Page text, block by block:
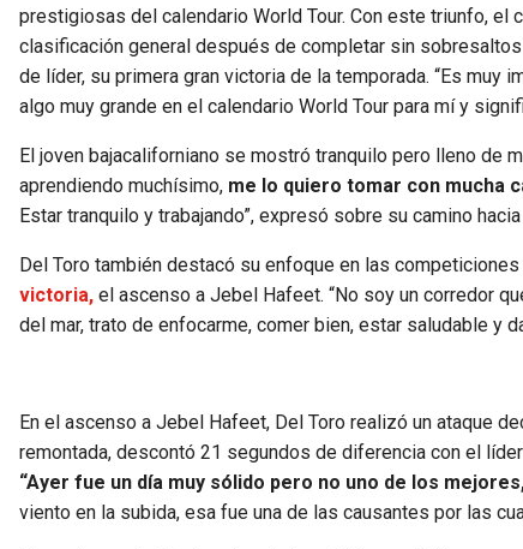
prestigiosas del calendario World Tour. Con este triunfo, el
clasificación general después de completar sin
de líder, su primera gran victoria de la temporada. “Es muy
algo muy grande en el calendario World Tour para mí y
El joven bajacaliforniano se mostró tranquilo pero lleno de
aprendiendo muchísimo, me lo quiero tomar con mucha
Estar tranquilo y trabajando”, expresó sobre su camino
Del Toro también destacó su enfoque en las
victoria, el ascenso a Jebel Hafeet. “No soy un corredor
del mar, trato de enfocarme, comer bien, estar saludable y
En el ascenso a Jebel Hafeet, Del Toro realizó un ataque
remontada, descontó 21 segundos de diferencia con el
“Ayer fue un día muy sólido pero no uno de los
viento en la subida, esa fue una de las causantes por las